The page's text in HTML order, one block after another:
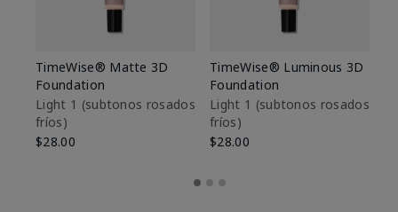
TimeWise® Matte 3D
Foundation
Light 1​ (subtonos rosados
fríos)
$28.00
TimeWise® Luminous 3D
Foundation
Light 1​ (subtonos rosados
fríos)
$28.00